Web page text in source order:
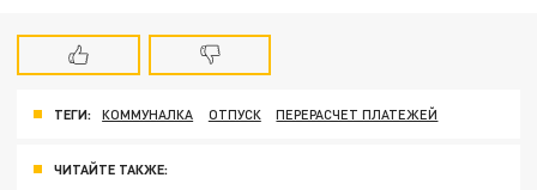
ТЕГИ: КОММУНАЛКА ОТПУСК ПЕРЕРАСЧЕТ ПЛАТЕЖЕЙ
ЧИТАЙТЕ ТАКЖЕ: